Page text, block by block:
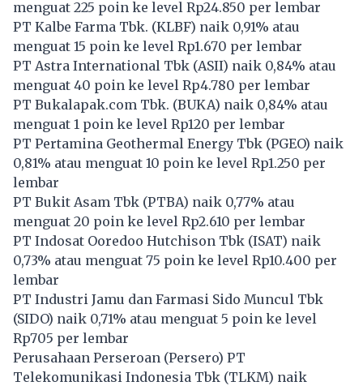
menguat 225 poin ke level Rp24.850 per lembar
PT Kalbe Farma Tbk. (KLBF) naik 0,91% atau
menguat 15 poin ke level Rp1.670 per lembar
PT Astra International Tbk (ASII) naik 0,84% atau
menguat 40 poin ke level Rp4.780 per lembar
PT Bukalapak.com Tbk. (BUKA) naik 0,84% atau
menguat 1 poin ke level Rp120 per lembar
PT Pertamina Geothermal Energy Tbk (PGEO) naik
0,81% atau menguat 10 poin ke level Rp1.250 per
lembar
PT Bukit Asam Tbk (PTBA) naik 0,77% atau
menguat 20 poin ke level Rp2.610 per lembar
PT Indosat Ooredoo Hutchison Tbk (ISAT) naik
0,73% atau menguat 75 poin ke level Rp10.400 per
lembar
PT Industri Jamu dan Farmasi Sido Muncul Tbk
(SIDO) naik 0,71% atau menguat 5 poin ke level
Rp705 per lembar
Perusahaan Perseroan (Persero) PT
Telekomunikasi Indonesia Tbk (TLKM) naik